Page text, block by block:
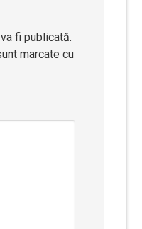
fi publicată.
marcate cu